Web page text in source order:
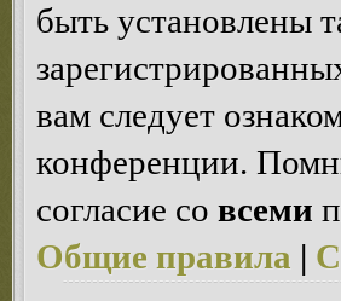
быть установлены
вам следует
конференции.
согласие со всеми
Общие правила |